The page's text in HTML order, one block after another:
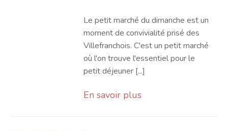
Le petit marché du dimanche est un
moment de convivialité prisé des
Villefranchois. C'est un petit marché
où l'on trouve l'essentiel pour le
petit déjeuner [...]
En savoir plus